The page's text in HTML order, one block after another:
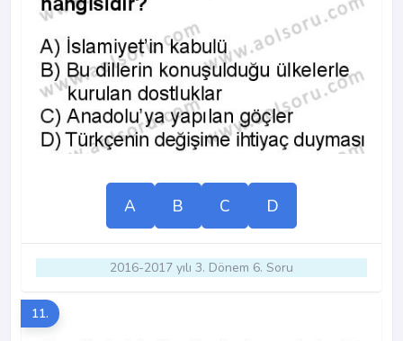
A B C D
2016-2017 yılı 3. Dönem 6. Soru
11.